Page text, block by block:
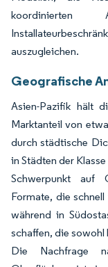
koordinierten
auszugleichen.
Geografische
Asien-Pazifik hält
Marktanteil von
durch städtische
in Städten der
Schwerpunkt auf
Formate, die
während in
schaffen, die sowohl
Die Nachfrage